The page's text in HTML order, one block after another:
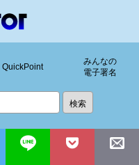
QuickPoint
みんなの
電子署名